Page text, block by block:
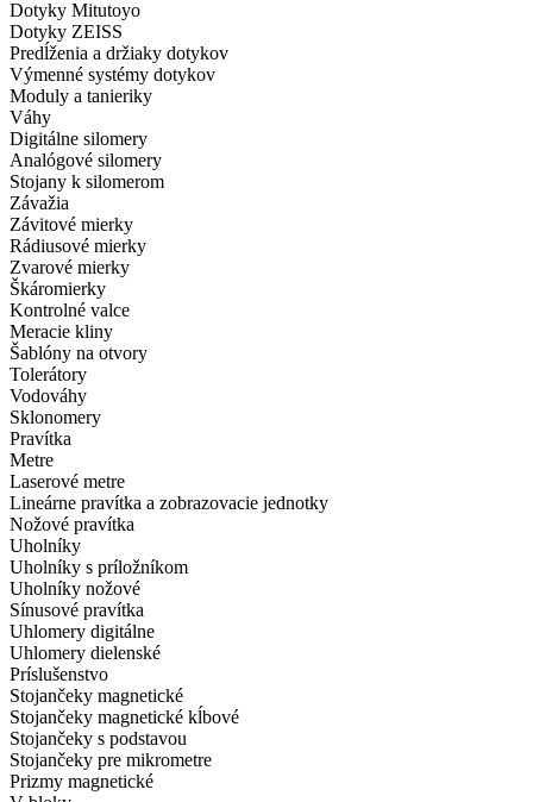
Dotyky Mitutoyo
Dotyky ZEISS
Predĺženia a držiaky dotykov
Výmenné systémy dotykov
Moduly a tanieriky
Váhy
Digitálne silomery
Analógové silomery
Stojany k silomerom
Závažia
Závitové mierky
Rádiusové mierky
Zvarové mierky
Škáromierky
Kontrolné valce
Meracie kliny
Šablóny na otvory
Tolerátory
Vodováhy
Sklonomery
Pravítka
Metre
Laserové metre
Lineárne pravítka a zobrazovacie jednotky
Nožové pravítka
Uholníky
Uholníky s príložníkom
Uholníky nožové
Sínusové pravítka
Uhlomery digitálne
Uhlomery dielenské
Príslušenstvo
Stojančeky magnetické
Stojančeky magnetické kĺbové
Stojančeky s podstavou
Stojančeky pre mikrometre
Prizmy magnetické